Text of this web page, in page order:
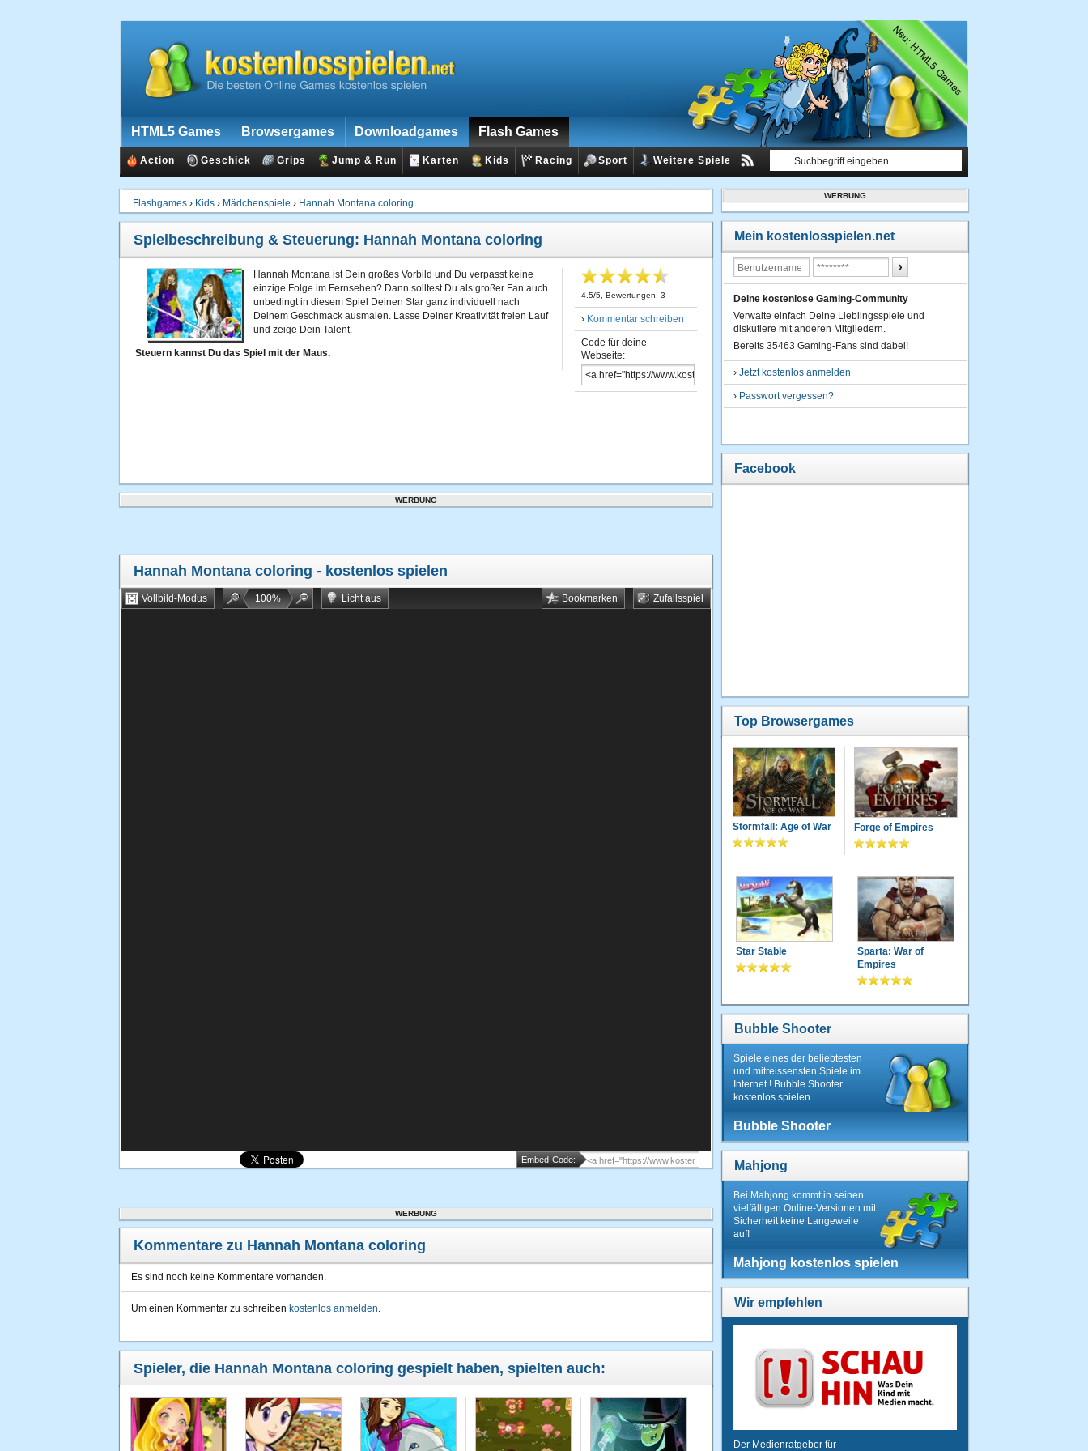
HTML5 Games Browsergames Downloadgames Flash Games
Action Geschick Grips Jump & Run Karten Kids Racing Sport Weitere Spiele
Flashgames › Kids › Mädchenspiele › Hannah Montana coloring
Spielbeschreibung & Steuerung: Hannah Montana coloring
Hannah Montana ist Dein großes Vorbild und Du verpasst keine
einzige Folge im Fernsehen? Dann solltest Du als großer Fan auch
unbedingt in diesem Spiel Deinen Star ganz individuell nach
Deinem Geschmack ausmalen. Lasse Deiner Kreativität freien Lauf
und zeige Dein Talent.
Steuern kannst Du das Spiel mit der Maus.
4.5/5 , Bewertungen: 3
› Kommentar schreiben
Code für deine
Webseite:
WERBUNG
Hannah Montana coloring - kostenlos spielen
Vollbild-Modus 100% Licht aus Zufallsspiel
Bookmarken
Embed-Code:
WERBUNG
Kommentare zu Hannah Montana coloring
Es sind noch keine Kommentare vorhanden.
Um einen Kommentar zu schreiben kostenlos anmelden.
Spieler, die Hannah Montana coloring gespielt haben, spielten auch:
WERBUNG
Mein kostenlosspielen.net
Deine kostenlose Gaming-Community
Verwalte einfach Deine Lieblingsspiele und
diskutiere mit anderen Mitgliedern.
Bereits 35463 Gaming-Fans sind dabei!
› Jetzt kostenlos anmelden
› Passwort vergessen?
Facebook
Top Browsergames
Stormfall: Age of War Forge of Empires
Star Stable
Sparta: War of
Empires
Bubble Shooter
Spiele eines der beliebtesten
und mitreissensten Spiele im
Internet ! Bubble Shooter
kostenlos spielen.
Bubble Shooter
Mahjong
Bei Mahjong kommt in seinen
vielfältigen Online-Versionen mit
Sicherheit keine Langeweile
auf!
Mahjong kostenlos spielen
Wir empfehlen
Der Medienratgeber für